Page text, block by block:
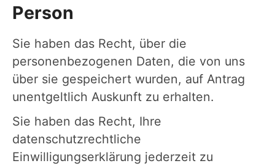
Person
Sie haben das Recht, über die
personenbezogenen Daten, die von uns
über sie gespeichert wurden, auf Antrag
unentgeltlich Auskunft zu erhalten.
Sie haben das Recht, Ihre
datenschutzrechtliche
Einwilligungserklärung jederzeit zu